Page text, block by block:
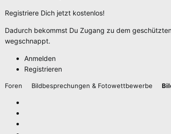
Registriere Dich jetzt kostenlos!
Dadurch bekommst Du Zugang zu dem
wegschnappt.
Anmelden
Registrieren
Foren Bildbesprechungen & Fotowettbewerbe